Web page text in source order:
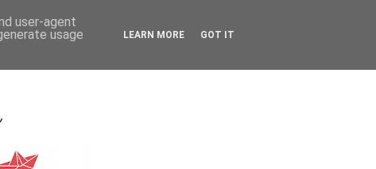
user-agent
usage
LEARN MORE GOT IT